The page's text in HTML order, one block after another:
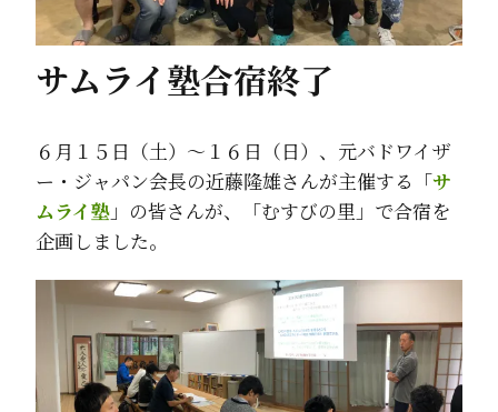
サムライ塾合宿終了
６月１５日（土）～１６日（日）、元バドワイザ
ー・ジャパン会長の近藤隆雄さんが主催する「サ
ムライ塾 」の皆さんが、「むすびの里」で合宿を
企画しました。